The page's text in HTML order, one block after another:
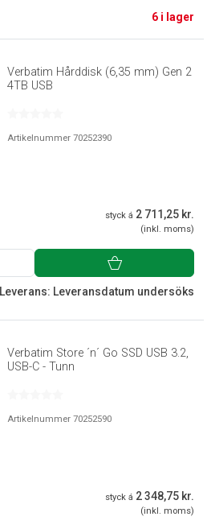
6 i lager
Verbatim Hårddisk (6,35 mm) Gen 2
4TB USB
Artikelnummer 70252390
styck á 2 711,25 kr.
(inkl. moms)
Leverans: Leveransdatum undersöks
Verbatim Store ´n´ Go SSD USB 3.2,
USB-C - Tunn
Artikelnummer 70252590
styck á 2 348,75 kr.
(inkl. moms)